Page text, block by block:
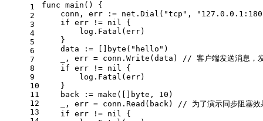
1
2
3
4
5
6
7
8
9
10
11
12
13
func main ()
{
    conn, err := net.Dial(
"tcp" ,
if err != nil {
        log.Fatal(err)
    }
    data := []
byte ( "hello" )
    _, err = conn.Write(data)
// 客户端发送消息，发
if err != nil {
        log.Fatal(err)
    }
    back :=
make ([] byte , 10 )
    _, err = conn.Read(back)
// 为了演示同步阻塞效
if err != nil {